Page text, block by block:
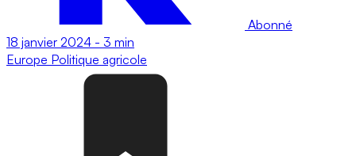
Abonné
18 janvier 2024 - 3 min
Europe Politique agricole